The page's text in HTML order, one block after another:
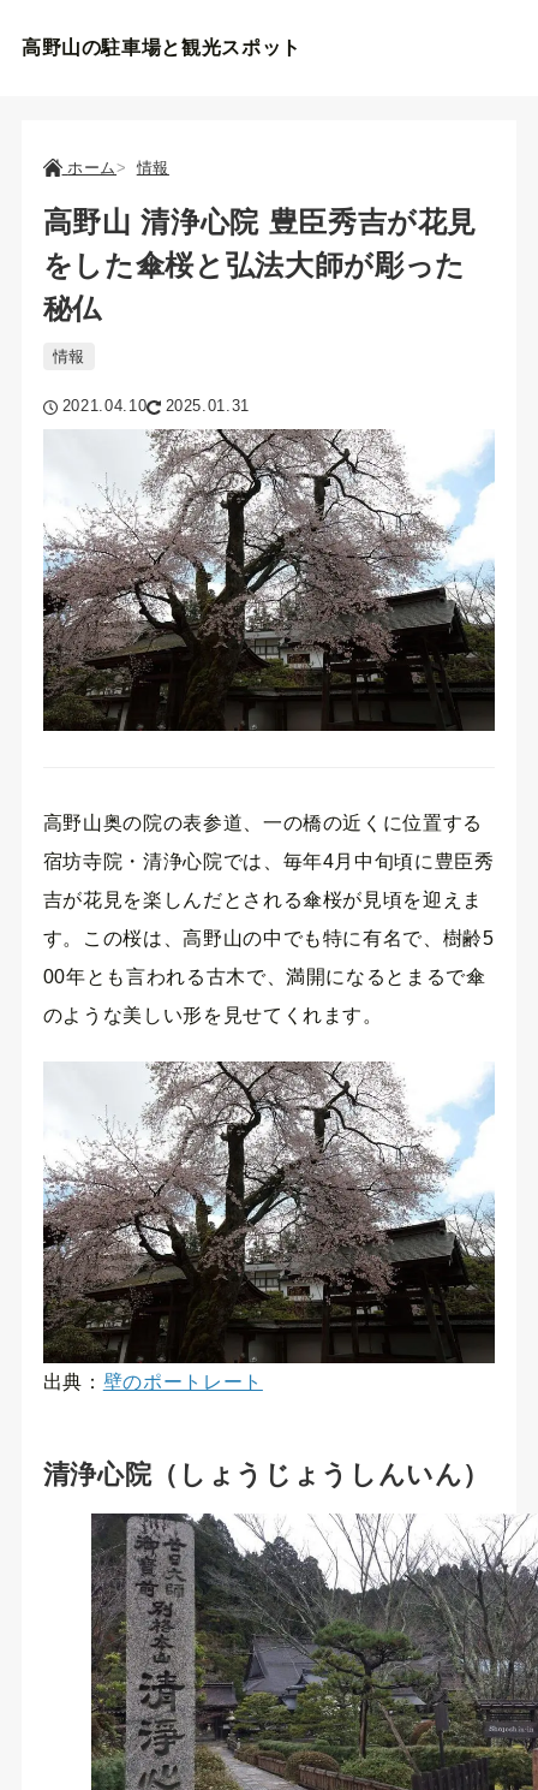
高野山の駐車場と観光スポット
ホーム 情報
高野山 清浄心院 豊臣秀吉が花見
をした傘桜と弘法大師が彫った
秘仏
情報
2021.04.10 2025.01.31
高野山奥の院の表参道、一の橋の近くに位置する
宿坊寺院・清浄心院では、毎年4月中旬頃に豊臣秀
吉が花見を楽しんだとされる傘桜が見頃を迎えま
す。この桜は、高野山の中でも特に有名で、樹齢5
00年とも言われる古木で、満開になるとまるで傘
のような美しい形を見せてくれます。
出典： 壁のポートレート
清浄心院（しょうじょうしんいん）